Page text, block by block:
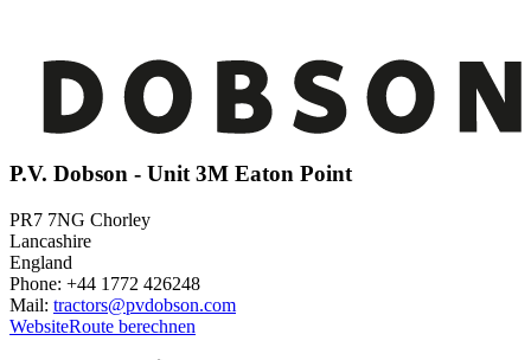
P.V. Dobson - Unit 3M Eaton Point
PR7 7NG Chorley
Lancashire
England
Phone: +44 1772 426248
Mail: tractors@pvdobson.com
WebsiteRoute berechnen